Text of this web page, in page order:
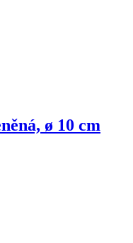
ø 10 cm